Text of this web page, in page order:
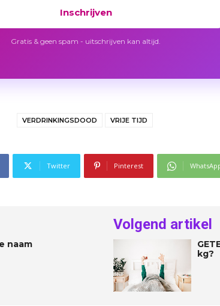
Inschrijven
Gratis & geen spam - uitschrijven kan altijd.
VERDRINKINGSDOOD VRIJE TIJD
Twitter Pinterest
naam
Volgend artikel
kg?